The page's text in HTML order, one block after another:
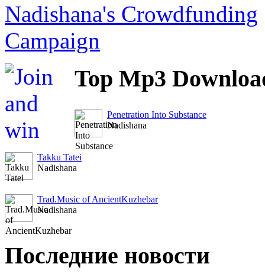
Nadishana's Crowdfunding
Campaign
Top Mp3
Penetration Into Substance
Nadishana
Takku Tatei
Nadishana
Trad.Music of AncientKuzhebar
Nadishana
Последние новости